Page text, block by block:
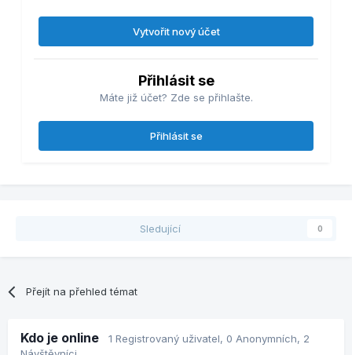
Vytvořit nový účet
Přihlásit se
Máte již účet? Zde se přihlašte.
Přihlásit se
Sledující 0
Přejít na přehled témat
Kdo je online 1 Registrovaný uživatel, 0 Anonymních, 2